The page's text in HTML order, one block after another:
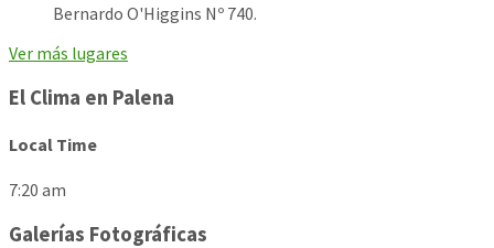
Bernardo O'Higgins Nº 740.
Ver más lugares
El Clima en Palena
Local Time
7:20 am
Galerías Fotográficas